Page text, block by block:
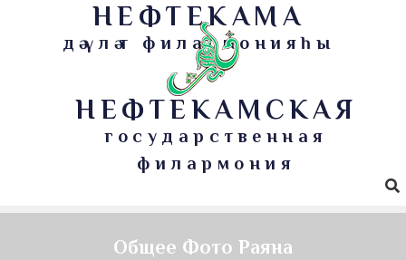
НЕФТЕКАМА
дәүләт филармонияһы
НЕФТЕКАМСКАЯ
государственная
филармония
Общее Фото Раяна